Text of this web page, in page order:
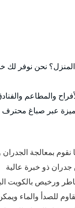
نحن نوفر لك
والمطاعم
عبر صباغ
نقوم بمعالجة
ذو خبرة عالية
ورخيص بالكويت
للصدأ والماء